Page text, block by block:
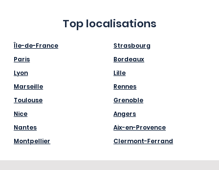
Top localisations
Île-de-France
Paris
Lyon
Marseille
Toulouse
Nice
Nantes
Montpellier
Strasbourg
Bordeaux
Lille
Rennes
Grenoble
Angers
Aix-en-Provence
Clermont-Ferrand